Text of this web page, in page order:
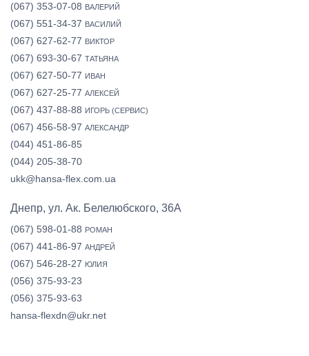
(067) 353-07-08 ВАЛЕРИЙ
(067) 551-34-37 ВАСИЛИЙ
(067) 627-62-77 ВИКТОР
(067) 693-30-67 ТАТЬЯНА
(067) 627-50-77 ИВАН
(067) 627-25-77 АЛЕКСЕЙ
(067) 437-88-88 ИГОРЬ (СЕРВИС)
(067) 456-58-97 АЛЕКСАНДР
(044) 451-86-85
(044) 205-38-70
ukk@hansa-flex.com.ua
Днепр, ул. Ак. Белелюбского, 36А
(067) 598-01-88 РОМАН
(067) 441-86-97 АНДРЕЙ
(067) 546-28-27 ЮЛИЯ
(056) 375-93-23
(056) 375-93-63
hansa-flexdn@ukr.net